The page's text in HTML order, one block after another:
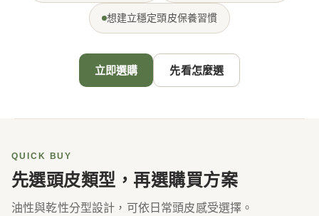
想建立穩定頭皮保養習慣
立即選購 先看怎麼選
QUICK BUY
先選頭皮類型，再選購買方案
油性與乾性分型設計，可依日常頭皮感受選擇。